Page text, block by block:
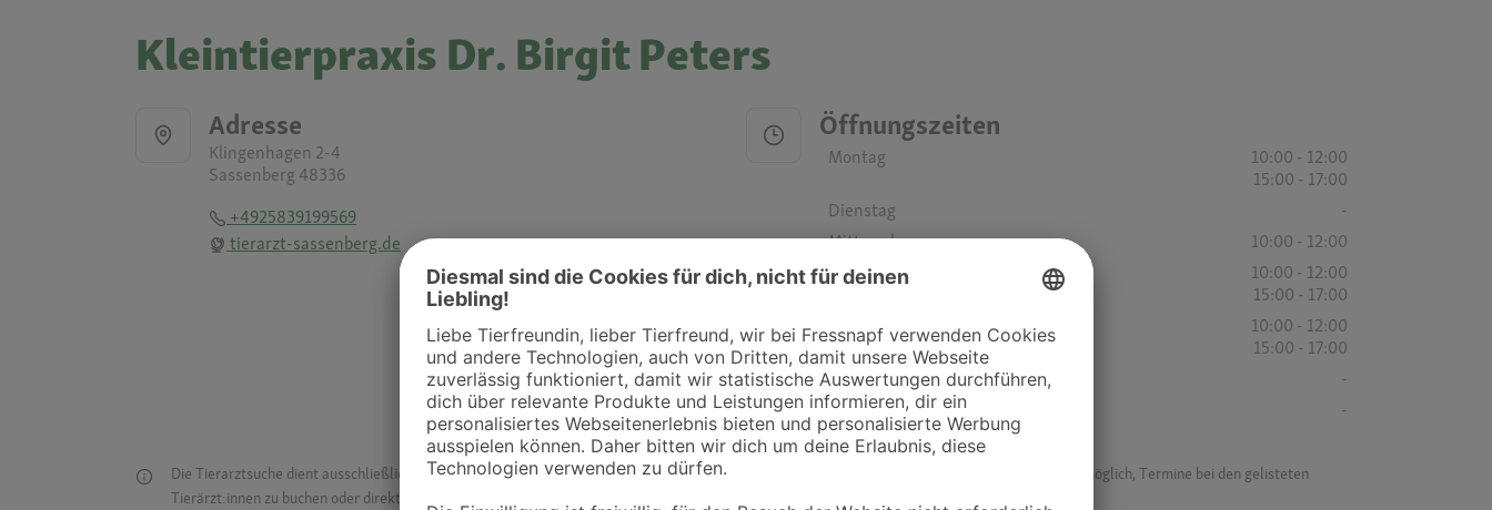
Kleintierpraxis Dr. Birgit Peters
Adresse
Klingenhagen 2-4
Sassenberg 48336
+4925839199569
tierarzt-sassenberg.de
Öffnungszeiten
Montag
10:00 - 12:00
15:00 - 17:00
Dienstag
-
Mittwoch
10:00 - 12:00
Donnerstag
10:00 - 12:00
15:00 - 17:00
Freitag
10:00 - 12:00
15:00 - 17:00
Samstag
-
Sonntag
-
Die Tierarztsuche dient ausschließlich dazu, Tierarztpraxen und Kliniken in deiner Nähe übersichtlich anzuzeigen. Über Dr. Fressnapf ist es nicht möglich, Termine bei den gelisteten
Tierärzt:innen zu buchen oder direkt mit ihnen in Kontakt zu treten. Bitte wende dich hierfür direkt an die jeweilige Praxis oder Klinik.